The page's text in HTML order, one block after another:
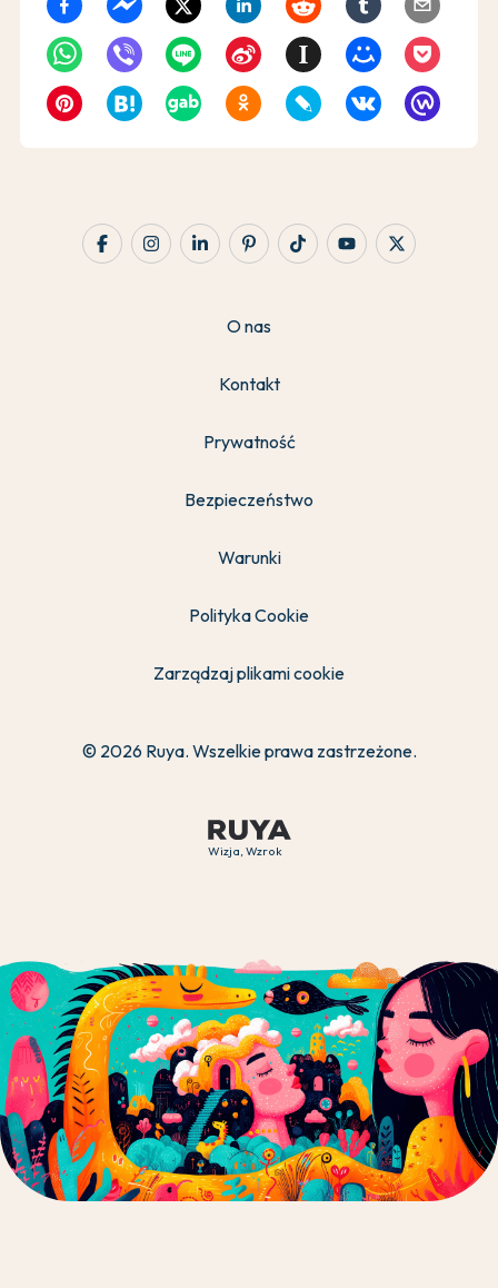
Wizja, Wzrok
O nas
Kontakt
Prywatność
Bezpieczeństwo
Warunki
Polityka Cookie
Zarządzaj plikami cookie
© 2026 Ruya. Wszelkie prawa zastrzeżone.